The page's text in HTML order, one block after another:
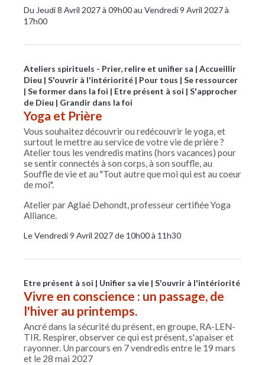
Du Jeudi 8 Avril 2027 à 09h00 au Vendredi 9 Avril 2027 à
17h00
Ateliers spirituels - Prier, relire et unifier sa
Accueillir
Dieu
S'ouvrir à l'intériorité Pour tous
Se ressourcer
Se former dans la foi
Etre présent à soi
S'approcher
de Dieu
Grandir dans la foi
Yoga et Prière
Vous souhaitez découvrir ou redécouvrir le yoga, et
surtout le mettre au service de votre vie de prière ?
Atelier tous les vendredis matins (hors vacances) pour
se sentir connectés à son corps, à son souffle, au
Souffle de vie et au "Tout autre que moi qui est au coeur
de moi".
Atelier par Aglaé Dehondt, professeur certifiée Yoga
Alliance.
Le Vendredi 9 Avril 2027 de 10h00 à 11h30
Etre présent à soi Unifier sa vie S'ouvrir à l'intériorité
Vivre en conscience : un passage, de
l'hiver au printemps.
Ancré dans la sécurité du présent, en groupe, RA-LEN-
TIR. Respirer, observer ce qui est présent, s'apaiser et
rayonner. Un parcours en 7 vendredis entre le 19 mars
et le 28 mai 2027